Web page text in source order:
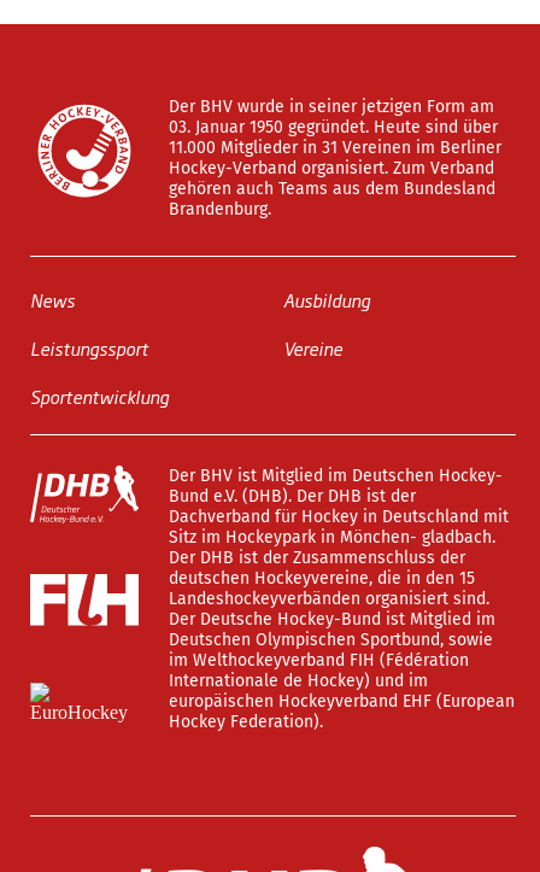
Der BHV wurde in seiner jetzigen Form am
03. Januar 1950 gegründet. Heute sind über
11.000 Mitglieder in 31 Vereinen im Berliner
Hockey-Verband organisiert. Zum Verband
gehören auch Teams aus dem Bundesland
Brandenburg.
News
Leistungssport
Sportentwicklung
Ausbildung
Vereine
Der BHV ist Mitglied im Deutschen Hockey-
Bund e.V. (DHB). Der DHB ist der
Dachverband für Hockey in Deutschland mit
Sitz im Hockeypark in Mönchen- gladbach.
Der DHB ist der Zusammenschluss der
deutschen Hockeyvereine, die in den 15
Landeshockeyverbänden organisiert sind.
Der Deutsche Hockey-Bund ist Mitglied im
Deutschen Olympischen Sportbund, sowie
im Welthockeyverband FIH (Fédération
Internationale de Hockey) und im
europäischen Hockeyverband EHF (European
Hockey Federation).